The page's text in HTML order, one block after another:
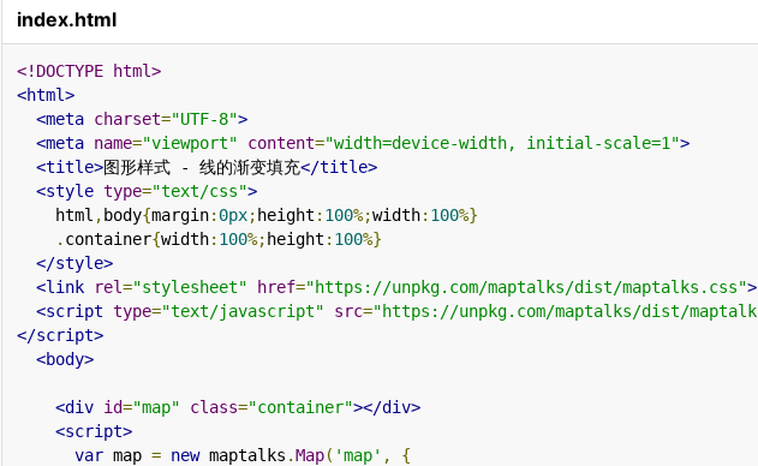
index.html
<!DOCTYPE html>
<html>
<meta charset="UTF-8">
<meta name="viewport" content="width=device-width, initial-scale=1">
<title>图形样式 - 线的渐变填充</title>
<style type="text/css">
    html
, body{margin: 0px; height : 100%;width: 100%}
. container{width: 100%; height : 100%}
</style>
<link
rel="stylesheet" href="https://unpkg.com/maptalks/dist/maptalks.css">
<script type="text/javascript" src="https://unpkg.com/maptalks/dist/
</script>
<body>
<div id="map" class="container"></div>
<script>
var map = new maptalks .Map( 'map' , {